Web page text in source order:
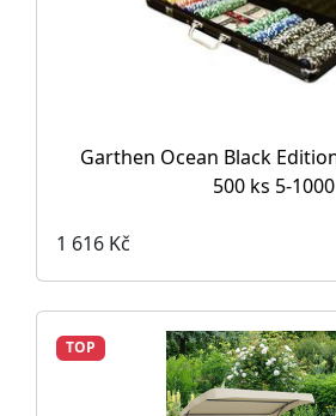
Garthen Ocean Black
500 ks 5-1000
1 616 Kč
TOP